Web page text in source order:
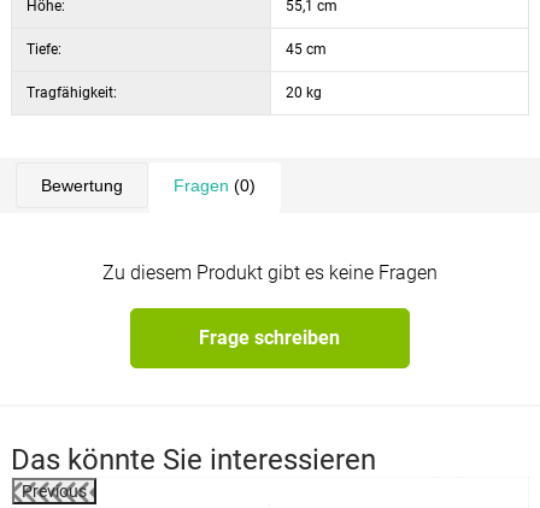
Höhe: 55,1 cm
Tiefe: 45 cm
Tragfähigkeit: 20 kg
Bewertung Fragen (0)
Zu diesem Produkt gibt es keine Fragen
Frage schreiben
Das könnte Sie interessieren
Previous